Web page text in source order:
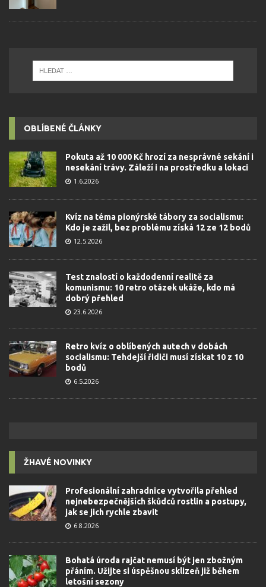
OBLÍBENÉ ČLÁNKY
Pokuta až 10 000 Kč hrozí za nesprávné sekání i
nesekání trávy. Záleží i na prostředku a lokaci
1.6.2026
Kvíz na téma pionýrské tábory za socialismu:
Kdo je zažil, bez problému získá 12 ze 12 bodů
12.5.2026
Test znalostí o každodenní realitě za
komunismu: 10 retro otázek ukáže, kdo má
dobrý přehled
23.6.2026
Retro kvíz o oblíbených autech v dobách
socialismu: Tehdejší řidiči musí získat 10 z 10
bodů
6.5.2026
ŽHAVÉ NOVINKY
Profesionální zahradnice vytvořila přehled
nejnebezpečnějších škůdců rostlin a postupy,
jak se jich rychle zbavit
6.8.2026
Bohatá úroda rajčat nemusí být jen zbožným
přáním. Užijte si úspěšnou sklizeň již během
letošní sezony